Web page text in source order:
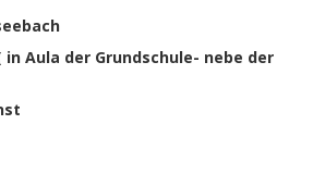
in Aula der Grundschule- nebe der